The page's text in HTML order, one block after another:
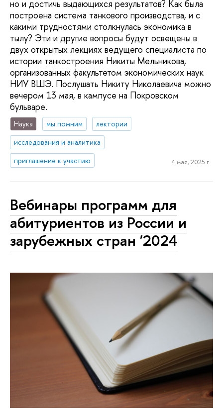
но и достичь выдающихся результатов? Как была
построена система танкового производства, и с
какими трудностями столкнулась экономика в
тылу? Эти и другие вопросы будут освещены в
двух открытых лекциях ведущего специалиста по
истории танкостроения Никиты Мельникова,
организованных факультетом экономических наук
НИУ ВШЭ. Послушать Никиту Николаевича можно
вечером 13 мая, в кампусе на Покровском
бульваре.
Наука мы помним
лектории
исследования и аналитика
приглашение к участию
4 мая, 2025 г.
Вебинары программ для
абитуриентов из России и
зарубежных стран '2024